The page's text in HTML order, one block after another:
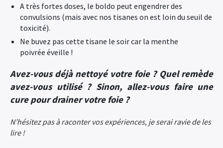
A très fortes doses, le boldo peut engendrer des
convulsions (mais avec nos tisanes on est loin du seuil de
toxicité).
Ne buvez pas cette tisane le soir car la menthe
poivrée éveille !
Avez-vous déjà nettoyé votre foie ? Quel remède
avez-vous utilisé ? Sinon, allez-vous faire une
cure pour drainer votre foie ?
N’hésitez pas à raconter vos expériences, je serai ravie de les
lire !